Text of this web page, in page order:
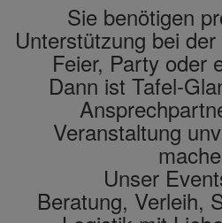
Sie benötigen
Unterstützung bei
Feier, Party oder
Dann ist Tafel-
Veranstaltung
Unser
Beratung, Verleih,